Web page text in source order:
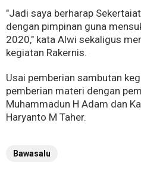
"Jadi saya berharap
dengan pimpinan guna
2020," kata Alwi sekaligus
kegiatan Rakernis.
Usai pemberian sambutan
pemberian materi dengan
Muhammadun H Adam dan
Haryanto M Taher.
Bawasalu